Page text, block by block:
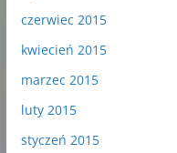
czerwiec 2015
kwiecień 2015
marzec 2015
luty 2015
styczeń 2015